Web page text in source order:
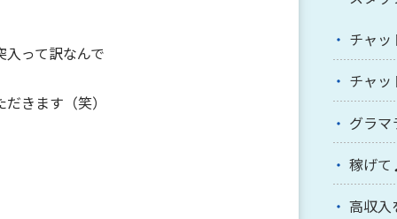
って訳なんで
きます（笑）
チャッ
チャッ
グラマ
稼げ
高収入